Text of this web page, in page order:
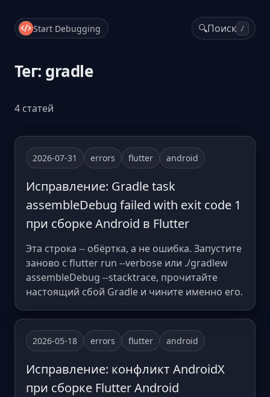
Start Debugging 🔍Поиск /
Тег: gradle
4 статей
2026-07-31 errors flutter android
Исправление: Gradle task
assembleDebug failed with exit code 1
при сборке Android в Flutter
Эта строка -- обёртка, а не ошибка. Запустите
заново с flutter run --verbose или ./gradlew
assembleDebug --stacktrace, прочитайте
настоящий сбой Gradle и чините именно его.
2026-05-18 errors flutter android
Исправление: конфликт AndroidX
при сборке Flutter Android